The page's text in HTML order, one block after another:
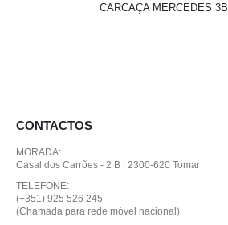
CARCAÇA MERCEDES 3B
CONTACTOS
MORADA:
Casal dos Carrões - 2 B | 2300-620 Tomar
TELEFONE:
(+351) 925 526 245
(Chamada para rede móvel nacional)